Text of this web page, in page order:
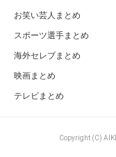
お笑い芸人まとめ
スポーツ選手まとめ
海外セレブまとめ
映画まとめ
テレビまとめ
Copyright (C)